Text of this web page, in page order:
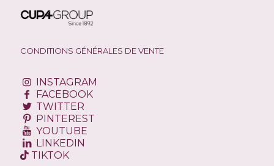
CONDITIONS GÉNÉRALES DE VENTE
INSTAGRAM
FACEBOOK
TWITTER
PINTEREST
YOUTUBE
LINKEDIN
TIKTOK